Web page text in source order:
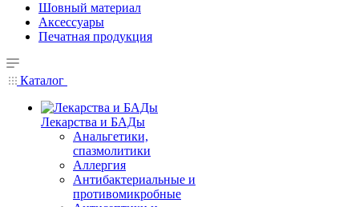
Шовный материал
Аксессуары
Печатная продукция
Каталог
Лекарства и БАДы
Анальгетики,
спазмолитики
Аллергия
Антибактериальные и
противомикробные